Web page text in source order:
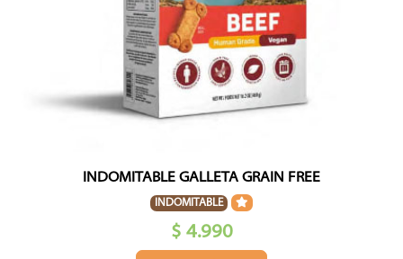
INDOMITABLE GALLETA GRAIN FREE
INDOMITABLE
$ 4.990